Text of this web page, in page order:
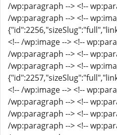
/wp:paragraph --> <!--
/wp:paragraph --> <!--
<!-- /wp:image --> <!--
/wp:paragraph --> <!--
/wp:paragraph --> <!--
<!-- /wp:image --> <!--
/wp:paragraph --> <!--
/wp:paragraph --> <!--
/wp:paragraph --> <!--